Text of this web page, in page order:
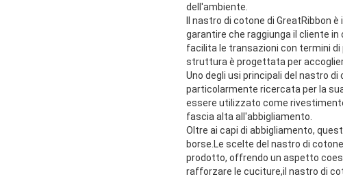
dell'ambiente.
Il nastro di cotone di GreatRibbon
garantire che raggiunga il cliente
facilita le transazioni con termini di
struttura è progettata per
Uno degli usi principali del nastro
particolarmente ricercata per la
essere utilizzato come
fascia alta all'abbigliamento.
Oltre ai capi di abbigliamento,
borse.Le scelte del nastro di
prodotto, offrendo un aspetto
rafforzare le cuciture,il nastro di